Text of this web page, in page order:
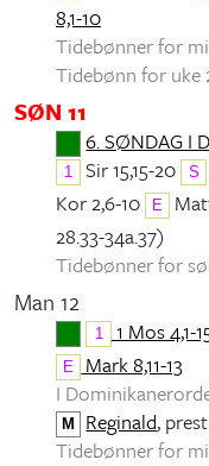
8,1-10
Tidebønner for
Tidebønn for uke
SØN 11
6. SØNDAG I
1 Sir 15,15-20 S
Kor 2,6-10
E
28.33-34a.37)
Tidebønner for
Man 12
1 1 Mos 4,1-
E
Mark 8,11-13
I
M Reginald,
Tidebønner for